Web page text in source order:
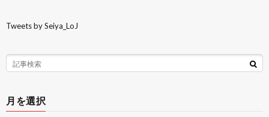
Tweets by Seiya_LoJ
月を選択